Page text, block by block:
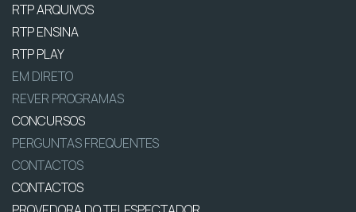
RTP ARQUIVOS
RTP ENSINA
RTP PLAY
EM DIRETO
REVER PROGRAMAS
CONCURSOS
PERGUNTAS FREQUENTES
CONTACTOS
CONTACTOS